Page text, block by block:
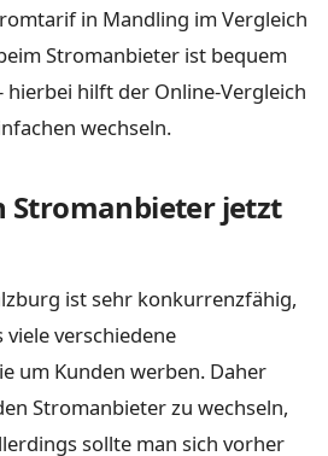
in Mandling im Vergleich
Stromanbieter ist bequem
hierbei hilft der Online-Vergleich
wechseln.
Stromanbieter jetzt
ist sehr konkurrenzfähig,
viele verschiedene
um Kunden werben. Daher
Stromanbieter zu wechseln,
sollte man sich vorher